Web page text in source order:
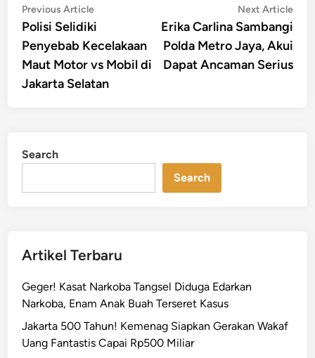
Post
navigation
Previous ArticlePrevious
article:
Polisi Selidiki
Penyebab Kecelakaan
Maut Motor vs Mobil di
Jakarta Selatan
Next Article
Erika Carlina Sambangi
Polda Metro Jaya, Akui
Dapat Ancaman Serius
Search
Search
Artikel Terbaru
Geger! Kasat Narkoba Tangsel Diduga Edarkan
Narkoba, Enam Anak Buah Terseret Kasus
Jakarta 500 Tahun! Kemenag Siapkan Gerakan Wakaf
Uang Fantastis Capai Rp500 Miliar